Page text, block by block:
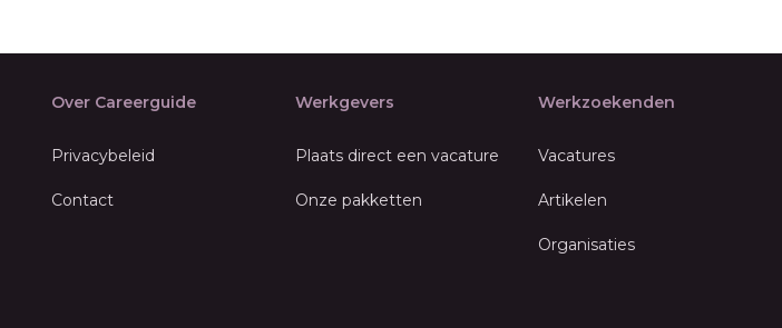
Over Careerguide
Privacybeleid
Contact
Werkgevers
Plaats direct een vacature
Onze pakketten
Werkzoekenden
Vacatures
Artikelen
Organisaties